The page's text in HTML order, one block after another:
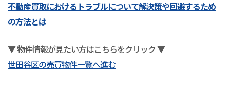
不動産買取におけるトラブルについて解決策や回避するため
の方法とは
▼ 物件情報が見たい方はこちらをクリック ▼
世田谷区の売買物件一覧へ進む